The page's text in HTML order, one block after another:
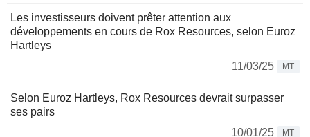
Les investisseurs doivent prêter attention aux
développements en cours de Rox Resources, selon Euroz
Hartleys
11/03/25
MT
Selon Euroz Hartleys, Rox Resources devrait surpasser
ses pairs
10/01/25
MT